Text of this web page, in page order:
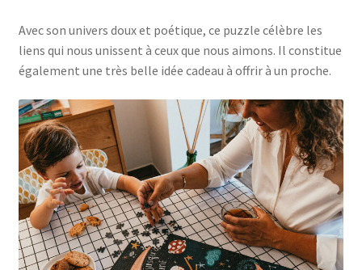
Avec son univers doux et poétique, ce puzzle célèbre les
liens qui nous unissent à ceux que nous aimons. Il constitue
également une très belle idée cadeau à offrir à un proche.